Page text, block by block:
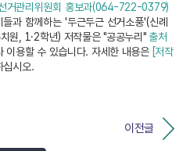
거관리위원회 홍보과(064-722-0379)
들과 함께하는 '두근두근 선거소풍'(신례
원, 1·2학년) 저작물은 "공공누리" 출처
이용할 수 있습니다. 자세한 내용은 [저작
십시오.
이전글